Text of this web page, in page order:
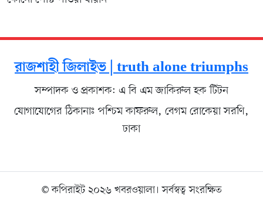
রাজশাহী জিলাইভ | truth alone triumphs
সম্পাদক ও প্রকাশক: এ বি এম জাকিরুল হক টিটন
যোগাযোগের ঠিকানাঃ পশ্চিম কাফরুল, বেগম রোকেয়া সরণি,
ঢাকা
© কপিরাইট ২০২৬ খবরওয়ালা। সর্বস্বত্ব সংরক্ষিত